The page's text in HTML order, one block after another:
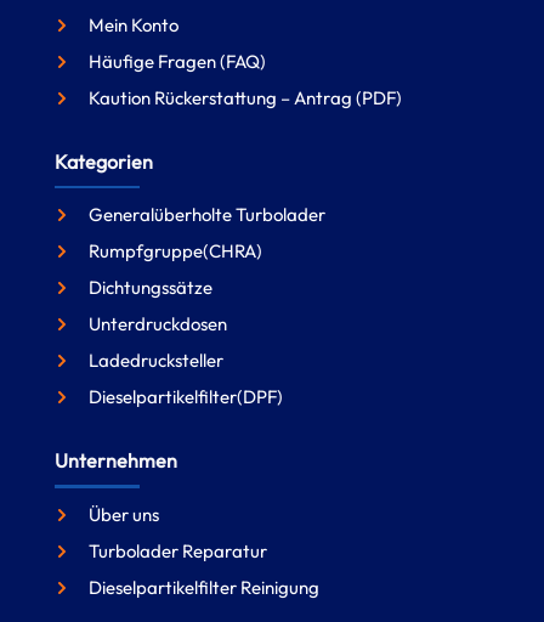
Mein Konto
Häufige Fragen (FAQ)
Kaution Rückerstattung – Antrag (PDF)
Kategorien
Generalüberholte Turbolader
Rumpfgruppe(CHRA)
Dichtungssätze
Unterdruckdosen
Ladedrucksteller
Dieselpartikelfilter(DPF)
Unternehmen
Über uns
Turbolader Reparatur
Dieselpartikelfilter Reinigung